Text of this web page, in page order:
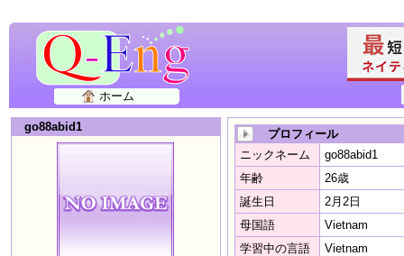
ホーム
go88abid1
プロフィール
ニックネーム
go88abid1
年齢
26歳
誕生日
2月2日
母国語
Vietnam
学習中の言語
Vietnam